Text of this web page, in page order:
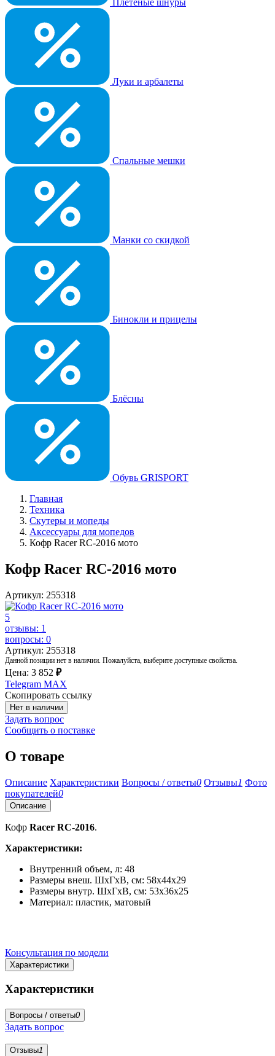
Плетеные шнуры
Луки и арбалеты
Спальные мешки
Манки со скидкой
Бинокли и прицелы
Блёсны
Обувь GRISPORT
Главная
Техника
Скутеры и мопеды
Аксессуары для мопедов
Кофр Racer RC-2016 мото
Кофр Racer RC-2016 мото
Артикул: 255318
5
отзывы: 1
вопросы: 0
Артикул: 255318
Данной позиции нет в наличии. Пожалуйста, выберите доступные свойства.
Цена: 3 852 ₽
Telegram MAX
Скопировать ссылку
Нет в наличии
Задать вопрос
Сообщить о поставке
О товаре
Описание Характеристики Вопросы / ответы0 Отзывы1 Фото
покупателей0
Описание
Кофр Racer RC-2016.
Характеристики:
Внутренний объем, л: 48
Размеры внеш. ШхГхВ, см: 58х44х29
Размеры внутр. ШхГхВ, см: 53х36х25
Материал: пластик, матовый
Консультация по модели
Характеристики
Характеристики
Вопросы / ответы0
Задать вопрос
Отзывы1